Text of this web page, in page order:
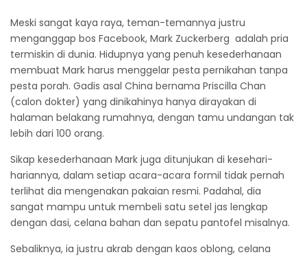
Meski sangat kaya raya, teman-temannya justru
menganggap bos Facebook, Mark Zuckerberg adalah pria
termiskin di dunia. Hidupnya yang penuh kesederhanaan
membuat Mark harus menggelar pesta pernikahan tanpa
pesta porah. Gadis asal China bernama Priscilla Chan
(calon dokter) yang dinikahinya hanya dirayakan di
halaman belakang rumahnya, dengan tamu undangan tak
lebih dari 100 orang.
Sikap kesederhanaan Mark juga ditunjukan di kesehari-
hariannya, dalam setiap acara-acara formil tidak pernah
terlihat dia mengenakan pakaian resmi. Padahal, dia
sangat mampu untuk membeli satu setel jas lengkap
dengan dasi, celana bahan dan sepatu pantofel misalnya.
Sebaliknya, ia justru akrab dengan kaos oblong, celana